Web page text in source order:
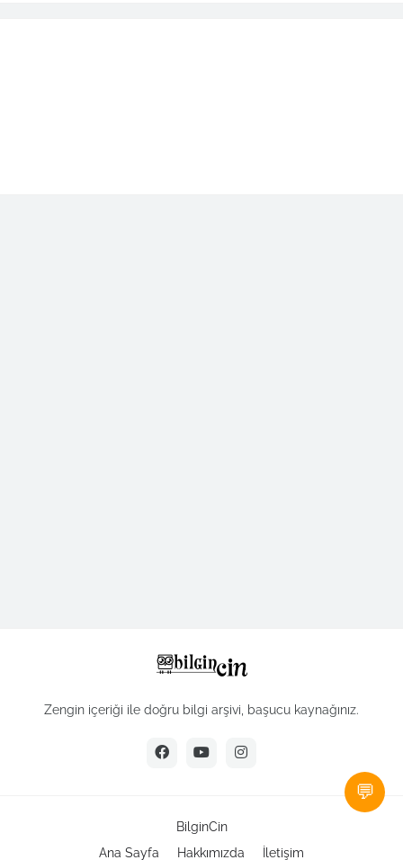
Zengin içeriği ile doğru bilgi arşivi, başucu kaynağınız.
BilginCin
Ana Sayfa
Hakkımızda İletişim
💬